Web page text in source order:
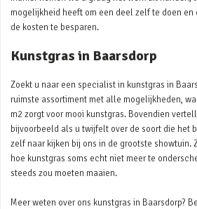
mogelijkheid heeft om een deel zelf te doen en
de kosten te besparen.
Kunstgras in Baarsdorp
Zoekt u naar een specialist in kunstgras in
ruimste assortiment met alle mogelijkheden,
m2 zorgt voor mooi kunstgras. Bovendien
bijvoorbeeld als u twijfelt over de soort die het
zelf naar kijken bij ons in de grootste showtuin.
hoe kunstgras soms echt niet meer te
steeds zou moeten maaien.
Meer weten over ons kunstgras in Baarsdorp?